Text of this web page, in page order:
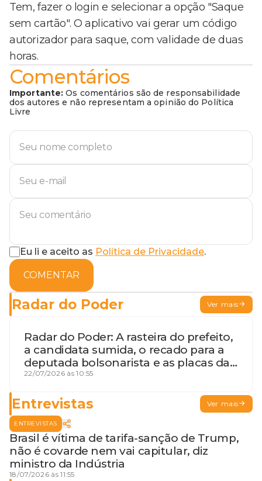
Tem, fazer o login e selecionar a opção "Saque
sem cartão". O aplicativo vai gerar um código
autorizador para saque, com validade de duas
horas.
Comentários
Importante: Os comentários são de responsabilidade
dos autores e não representam a opinião do Política
Livre
Eu li e aceito as Política de Privacidade.
COMENTAR
Radar do Poder Ver mais
Radar do Poder: A rasteira do prefeito,
a candidata sumida, o recado para a
deputada bolsonarista e as placas da
discórdia
22/07/2026 às 10:55
Entrevistas Ver mais
ENTREVISTAS
Brasil é vítima de tarifa-sanção de Trump,
não é covarde nem vai capitular, diz
ministro da Indústria
18/07/2026 às 11:55